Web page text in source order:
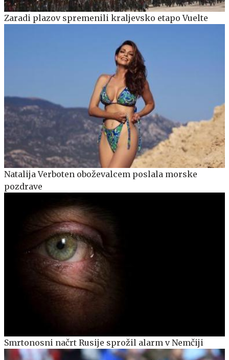
Zaradi plazov spremenili kraljevsko etapo Vuelte
Natalija Verboten oboževalcem poslala morske
pozdrave
Smrtonosni načrt Rusije sprožil alarm v Nemčiji